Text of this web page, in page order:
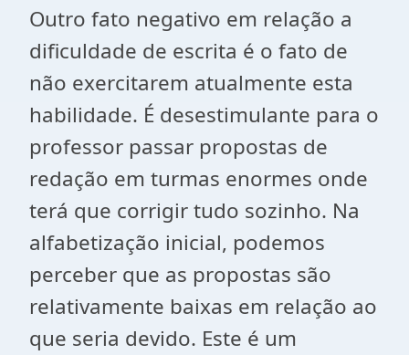
Outro fato negativo em relação a
dificuldade de escrita é o fato de
não exercitarem atualmente esta
habilidade. É desestimulante para o
professor passar propostas de
redação em turmas enormes onde
terá que corrigir tudo sozinho. Na
alfabetização inicial, podemos
perceber que as propostas são
relativamente baixas em relação ao
que seria devido. Este é um